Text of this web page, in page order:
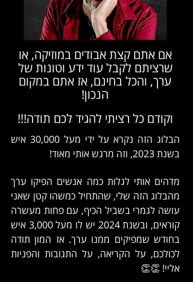
אם אתם קצת אבודים במוזיקה, או
שרציתם לקבל עוד ידע וטונות של
ערך, והכל בחינם, אז אתם במקום
הנכון!
וקודם כל רציתי להגיד לכם תודה!!!
הבלוג הזה נקרא על ידי מעל 30,000 איש
בשנת 2023, וזה מרגש אותי מאוד!
מדהים אותי לגלות כמה אנשים הפיקו ערך
מהבלוג הזה שלי, שהתחיל כמשהו קטן שאני
עושה לגמרי בשביל הכיף, עם פחות מעשרה
קוראים, ובשנת 2024 יש לו מעל 3,000 איש
בחודש שמפיקים ממנו ערך. אז המון תודה
לכולכם, על הקריאה, על התגובות והפניות
אליי! 👏👏